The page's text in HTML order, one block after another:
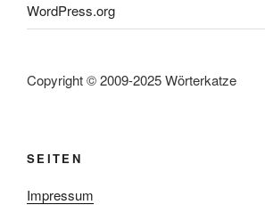
WordPress.org
Copyright © 2009-2025 Wörterkatze
SEITEN
Impressum